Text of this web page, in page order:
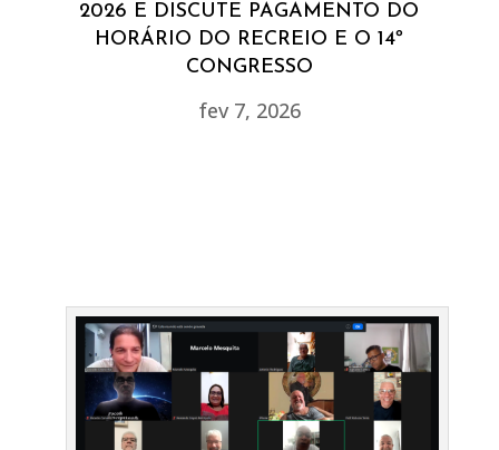
2026 E DISCUTE PAGAMENTO DO
HORÁRIO DO RECREIO E O 14º
CONGRESSO
fev 7, 2026